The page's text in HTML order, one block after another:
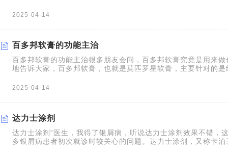
需由医生评估患者的光敏度、皮损部位、面积大小等因素来决
2025-04-14
百多邦软膏的功能主治
百多邦软膏的功能主治很多朋友会问，百多邦软膏究竟是用来
地告诉大家，百多邦软膏，也就是莫匹罗星软膏，主要针对的
杀菌和抑菌的效果。简单如果你的皮肤出现了红肿、流脓、疼
2025-04-14
达力士涂剂
达力士涂剂“医生，我得了银屑病，听说达力士涂剂效果不错，
多银屑病患者初次就诊时较关心的问题。达力士涂剂，又称卡